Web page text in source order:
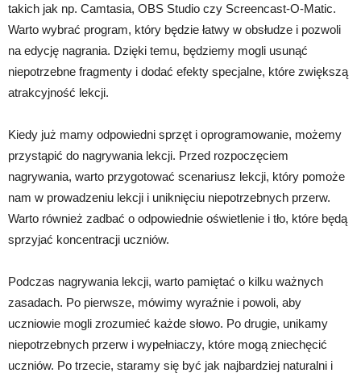
takich jak np. Camtasia, OBS Studio czy Screencast-O-Matic.
Warto wybrać program, który będzie łatwy w obsłudze i pozwoli
na edycję nagrania. Dzięki temu, będziemy mogli usunąć
niepotrzebne fragmenty i dodać efekty specjalne, które zwiększą
atrakcyjność lekcji.
Kiedy już mamy odpowiedni sprzęt i oprogramowanie, możemy
przystąpić do nagrywania lekcji. Przed rozpoczęciem
nagrywania, warto przygotować scenariusz lekcji, który pomoże
nam w prowadzeniu lekcji i uniknięciu niepotrzebnych przerw.
Warto również zadbać o odpowiednie oświetlenie i tło, które będą
sprzyjać koncentracji uczniów.
Podczas nagrywania lekcji, warto pamiętać o kilku ważnych
zasadach. Po pierwsze, mówimy wyraźnie i powoli, aby
uczniowie mogli zrozumieć każde słowo. Po drugie, unikamy
niepotrzebnych przerw i wypełniaczy, które mogą zniechęcić
uczniów. Po trzecie, staramy się być jak najbardziej naturalni i